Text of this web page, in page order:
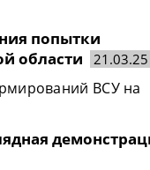
попытки
области
21.03.25
ВСУ на